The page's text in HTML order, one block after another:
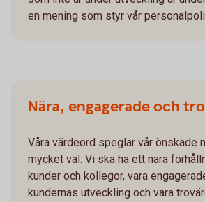
en mening som styr vår
Nära, engagerade och
Våra värdeord speglar vår önskade
mycket väl: Vi ska ha ett nära
kunder och kollegor, vara
kundernas utveckling och vara